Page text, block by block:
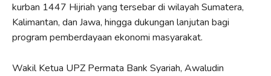
kurban 1447 Hijriah yang tersebar di wilayah Sumatera,
Kalimantan, dan Jawa, hingga dukungan lanjutan bagi
program pemberdayaan ekonomi masyarakat.
Wakil Ketua UPZ Permata Bank Syariah, Awaludin